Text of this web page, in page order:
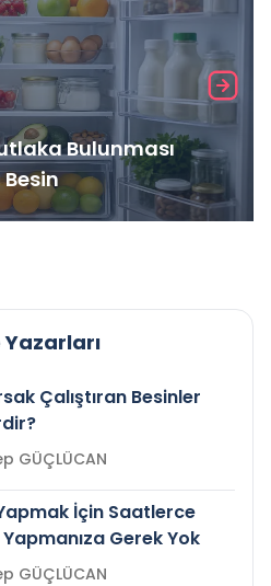
Bulunması
Besin
Yazarları
Çalıştıran Besinler
Zeynep GÜÇLÜCAN
İçin Saatlerce
Gerek Yok
Zeynep GÜÇLÜCAN